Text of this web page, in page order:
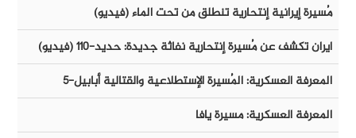
مُسيرة إيرانية إنتحارية تنطلق من تحت الماء (فيديو)
ايران تكشف عن مُسيرة إنتحارية نفاثة جديدة: حديد-١١٠ (فيديو)
المعرفة العسكرية: المُسيرة الإستطلاعية والقتالية أبابيل-٥
المعرفة العسكرية: مسيرة يافا